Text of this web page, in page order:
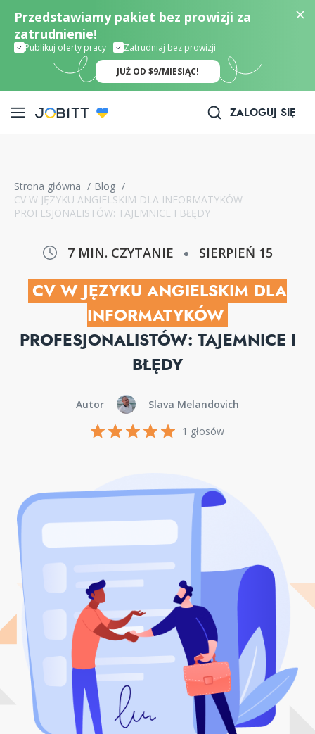
Przedstawiamy pakiet bez prowizji za
zatrudnienie!
Publikuj oferty pracy Zatrudniaj bez prowizji
JUŻ OD $9/MIESIĄC!
ZALOGUJ SIĘ
Strona główna / Blog /
CV W JĘZYKU ANGIELSKIM DLA INFORMATYKÓW
PROFESJONALISTÓW: TAJEMNICE I BŁĘDY
7 MIN. CZYTANIE SIERPIEŃ 15
CV W JĘZYKU ANGIELSKIM DLA
INFORMATYKÓW
PROFESJONALISTÓW: TAJEMNICE I
BŁĘDY
Autor
Slava Melandovich
1 głosów